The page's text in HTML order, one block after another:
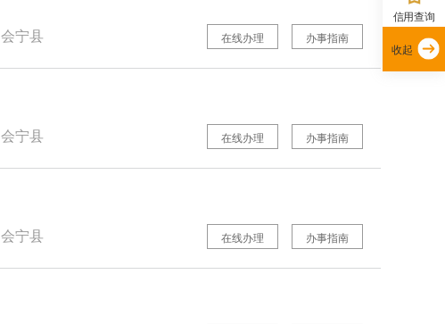
会宁县 办事指南
在线办理
会宁县 办事指南
在线办理
会宁县 办事指南
在线办理
信用查询
收起